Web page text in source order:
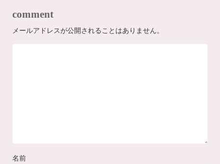
comment
メールアドレスが公開されることはありません。
名前